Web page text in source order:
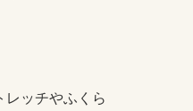
レッチやふくら